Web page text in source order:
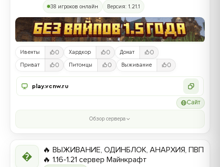
38 игроков онлайн Версия: 1.21.1
Ивенты 0 Хардкор 0 Донат 0
Приват 0 Питомцы 0 Выживание 0
play.vcnw.ru
Сайт
Обзор сервера

🔥 ВЫЖИВАНИЕ, ОДИНБЛОК, АНАРХИЯ, ПВП
🔥 1.16-1.21 сервер Майнкрафт